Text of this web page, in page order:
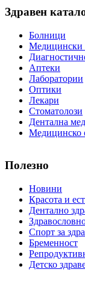
Здравен
Болници
Медицински
Аптеки
Лаборатории
Оптики
Лекари
Стоматолози
Дентална
Медицинско
Полезно
Новини
Красота и
Дентално
Спорт за
Бременност
Детско